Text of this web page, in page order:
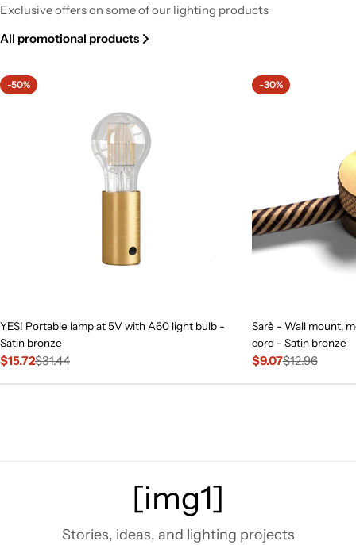
Fermaluce Esse14 Wall or Ceiling Mount for S14d LED
Regular
From $52.20
Exclusive offers on some of our lighting products
All promotional products
-50%
YES! Portable lamp at 5V with A60 light bulb -
Satin bronze
Sale
price
$15.72
Regular
price
$31.44
-30%
Sarè - Wall mount,
cord - Satin bronze
Sale
price
$9.07
Regular
price
$12.96
[img1]
Stories, ideas, and lighting projects